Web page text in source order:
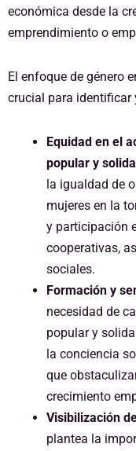
económica desde la
emprendimiento o
El enfoque de género
crucial para identificar
Equidad en el
popular y
la igualdad de
mujeres en la
y participación
cooperativas,
sociales.
Formación y
necesidad de
popular y
la conciencia
que
crecimiento
Visibilización
plantea la